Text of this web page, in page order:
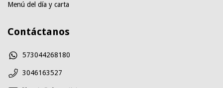
Menú del día y carta
Contáctanos
573044268180
3046163527